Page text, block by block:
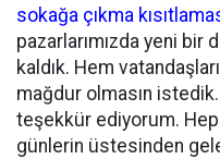
sokağa çıkma
pazarlarımızda yeni bir
kaldık. Hem
mağdur olmasın
teşekkür ediyorum.
günlerin üstesinden